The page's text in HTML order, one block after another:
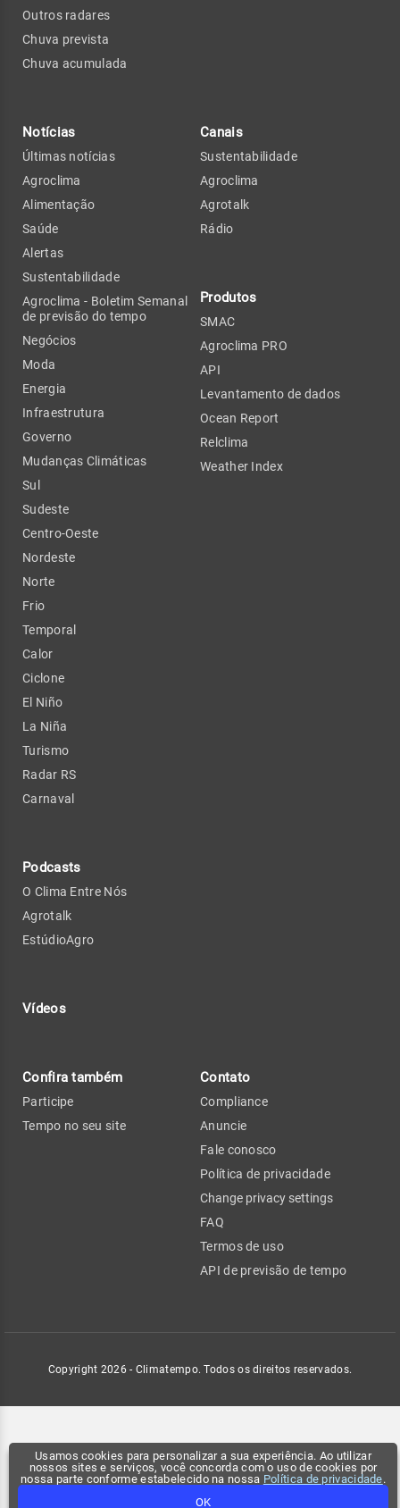
Usamos cookies para personalizar a sua experiência. Ao utilizar
nossos sites e serviços, você concorda com o uso de cookies por
nossa parte conforme estabelecido na nossa Política de privacidade.
OK
Outros radares
Chuva prevista
Chuva acumulada
Notícias
Últimas notícias
Agroclima
Alimentação
Saúde
Alertas
Sustentabilidade
Agroclima - Boletim Semanal
de previsão do tempo
Negócios
Moda
Energia
Infraestrutura
Governo
Mudanças Climáticas
Sul
Sudeste
Centro-Oeste
Nordeste
Norte
Frio
Temporal
Calor
Ciclone
El Niño
La Niña
Turismo
Radar RS
Carnaval
Podcasts
O Clima Entre Nós
Agrotalk
EstúdioAgro
Vídeos
Canais
Sustentabilidade
Agroclima
Agrotalk
Rádio
Produtos
SMAC
Agroclima PRO
API
Levantamento de dados
Ocean Report
Relclima
Weather Index
Confira também
Participe
Tempo no seu site
Contato
Compliance
Anuncie
Fale conosco
Política de privacidade
Change privacy settings
FAQ
Termos de uso
API de previsão de tempo
Copyright 2026 - Climatempo. Todos os direitos reservados.